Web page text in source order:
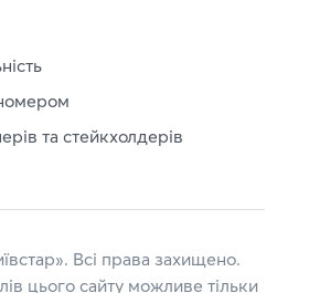
та стейкхолдерів
Всі права захищено.
цього сайту можливе тільки